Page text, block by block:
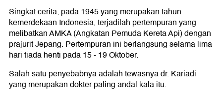
Singkat cerita, pada 1945 yang merupakan tahun
kemerdekaan Indonesia, terjadilah pertempuran yang
melibatkan AMKA (Angkatan Pemuda Kereta Api) dengan
prajurit Jepang. Pertempuran ini berlangsung selama lima
hari tiada henti pada 15 - 19 Oktober.
Salah satu penyebabnya adalah tewasnya dr. Kariadi
yang merupakan dokter paling andal kala itu.